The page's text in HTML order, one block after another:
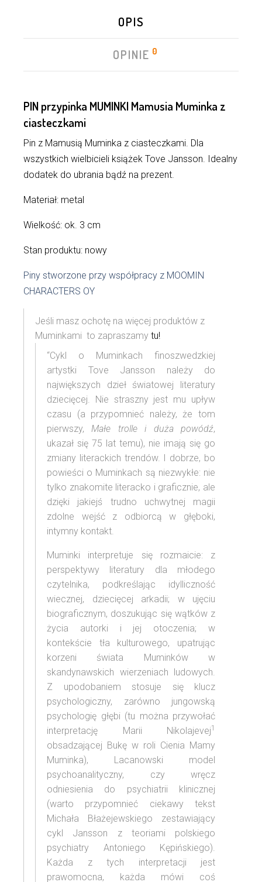
OPIS
OPINIE 0
PIN przypinka MUMINKI Mamusia Muminka z
ciasteczkami
Pin z Mamusią Muminka z ciasteczkami. Dla
wszystkich wielbicieli książek Tove Jansson. Idealny
dodatek do ubrania bądź na prezent.
Materiał: metal
Wielkość: ok. 3 cm
Stan produktu: nowy
Piny stworzone przy współpracy z MOOMIN
CHARACTERS OY
Jeśli masz ochotę na więcej produktów z
Muminkami to zapraszamy tu!
“Cykl o Muminkach finoszwedzkiej
artystki Tove Jansson należy do
największych dzieł światowej literatury
dziecięcej. Nie straszny jest mu upływ
czasu (a przypomnieć należy, że tom
pierwszy,Małe trolle i duża powódź,
ukazał się 75 lat temu), nie imają się go
zmiany literackich trendów. I dobrze, bo
powieści o Muminkach są niezwykłe: nie
tylko znakomite literacko i graficznie, ale
dzięki jakiejś trudno uchwytnej magii
zdolne wejść z odbiorcą w głęboki,
intymny kontakt.
Muminki interpretuje się rozmaicie: z
perspektywy literatury dla młodego
czytelnika, podkreślając idylliczność
wiecznej, dziecięcej arkadii; w ujęciu
biograficznym, doszukując się wątków z
życia autorki i jej otoczenia; w
kontekście tła kulturowego, upatrując
korzeni świata Muminków w
skandynawskich wierzeniach ludowych.
Z upodobaniem stosuje się klucz
psychologiczny, zarówno jungowską
psychologię głębi (tu można przywołać
interpretację Marii Nikolajevej1
obsadzającej Bukę w roli Cienia Mamy
Muminka), Lacanowski model
psychoanalityczny, czy wręcz
odniesienia do psychiatrii klinicznej
(warto przypomnieć ciekawy tekst
Michała Błażejewskiego zestawiający
cykl Jansson z teoriami polskiego
psychiatry Antoniego Kępińskiego).
Każda z tych interpretacji jest
prawomocna, każda mówi coś